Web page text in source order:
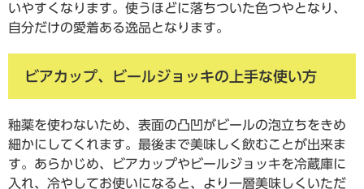
いやすくなります。使うほどに落ちついた色つやとなり、
自分だけの愛着ある逸品となります。
ビアカップ、ビールジョッキの上手な使い方
釉薬を使わないため、表面の凸凹がビールの泡立ちをきめ
細かにしてくれます。最後まで美味しく飲むことが出来ま
す。あらかじめ、ビアカップやビールジョッキを冷蔵庫に
入れ、冷やしてお使いになると、より一層美味しくいただ